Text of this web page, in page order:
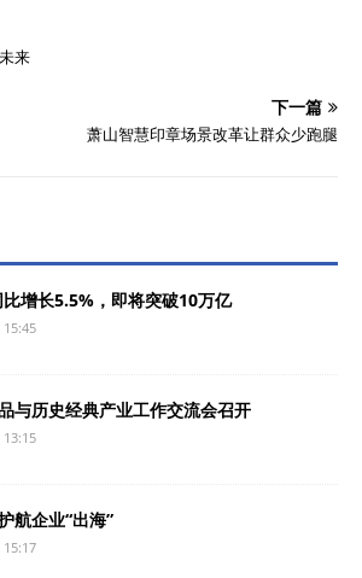
来
下一篇
萧山智慧印章场景改革让群众少跑腿
增长5.5%，即将突破10万亿
15:45
与历史经典产业工作交流会召开
13:15
航企业“出海”
15:17